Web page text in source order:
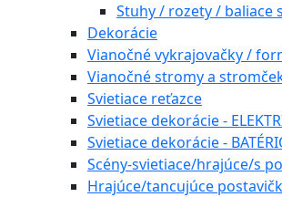
Stuhy / rozety / baliace
Dekorácie
Vianočné vykrajovačky /
Vianočné stromy a
Svietiace reťazce
Svietiace dekorácie -
Svietiace dekorácie -
Scény-svietiace/hrajúce/s
Hrajúce/tancujúce